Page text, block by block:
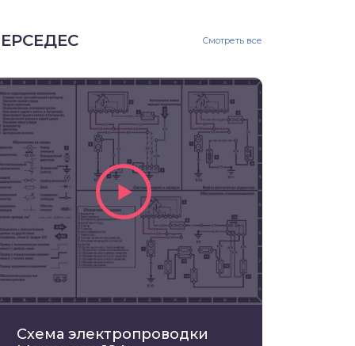
Смотреть все
Схема электропроводки